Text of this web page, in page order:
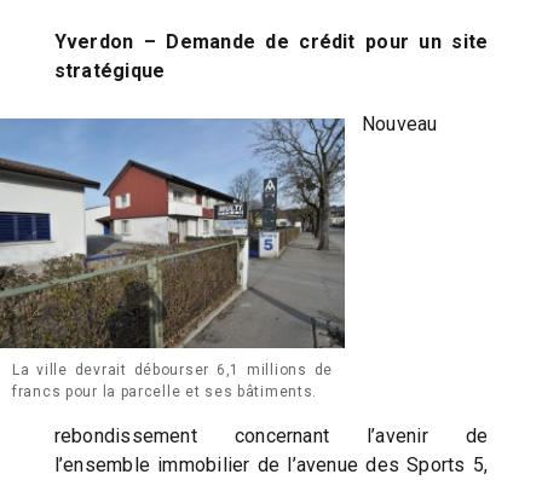
Yverdon – Demande de crédit pour un site
stratégique
La ville devrait débourser 6,1 millions de
francs pour la parcelle et ses bâtiments.
Nouveau
rebondissement concernant l’avenir de
l’ensemble immobilier de l’avenue des Sports 5,